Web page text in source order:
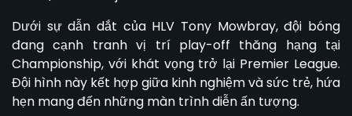
Dưới sự dẫn dắt của HLV Tony Mowbray, đội bóng
đang cạnh tranh vị trí play-off thăng hạng tại
Championship, với khát vọng trở lại Premier League.
Đội hình này kết hợp giữa kinh nghiệm và sức trẻ, hứa
hẹn mang đến những màn trình diễn ấn tượng.